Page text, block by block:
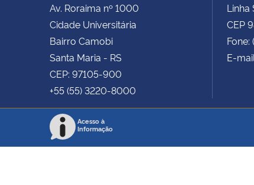
Av. Roraima nº 1000
Cidade Universitária
Bairro Camobi
Santa Maria - RS
CEP: 97105-900
+55 (55) 3220-8000
Linha
CEP
Fone:
E-
Acesso à
Informação